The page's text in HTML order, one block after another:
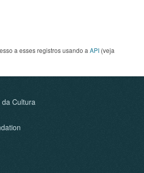
a esses registros usando a API (veja
Cultura